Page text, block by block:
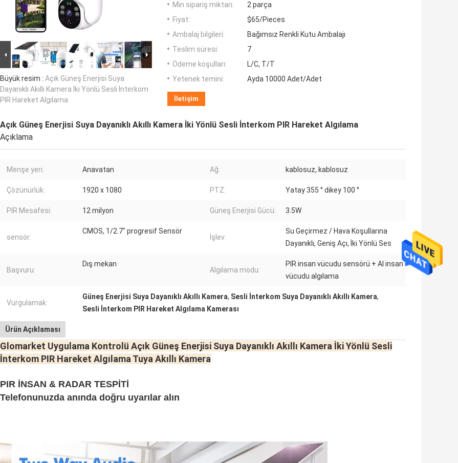
Büyük resim : Açık Güneş Enerjisi Suya
Dayanıklı Akıllı Kamera İki Yönlü Sesli İnterkom
PIR Hareket Algılama
Min sipariş miktarı:
2 parça
Fiyat:
$65/Pieces
Ambalaj bilgileri:
Bağımsız Renkli Kutu Ambalajı
Teslim süresi:
7
Ödeme koşulları:
L/C, T/T
Yetenek temini:
Ayda 10000 Adet/Adet
İletişim
Açık Güneş Enerjisi Suya Dayanıklı Akıllı Kamera İki Yönlü Sesli İnterkom PIR Hareket Algılama
Açıklama
Menşe yeri: Anavatan Ağ: kablosuz, kablosuz
Çözünürlük: 1920 x 1080 PTZ: Yatay 355 ° dikey 100 °
PIR Mesafesi: 12 milyon Güneş Enerjisi Gücü: 3.5W
sensör:
CMOS, 1/2.7" progresif Sensör
İşlev:
Su Geçirmez / Hava Koşullarına
Dayanıklı, Geniş Açı, İki Yönlü Ses
Başvuru:
Dış mekan
Algılama modu:
PIR insan vücudu sensörü + AI insan
vücudu algılama
Vurgulamak:
Güneş Enerjisi Suya Dayanıklı Akıllı Kamera, Sesli İnterkom Suya Dayanıklı Akıllı Kamera,
Sesli İnterkom PIR Hareket Algılama Kamerası
Ürün Açıklaması
Glomarket Uygulama Kontrolü Açık Güneş Enerjisi Suya Dayanıklı Akıllı Kamera İki Yönlü Sesli
İnterkom PIR Hareket Algılama Tuya Akıllı Kamera
PIR İNSAN & RADAR TESPİTİ
Telefonunuzda anında doğru uyarılar alın